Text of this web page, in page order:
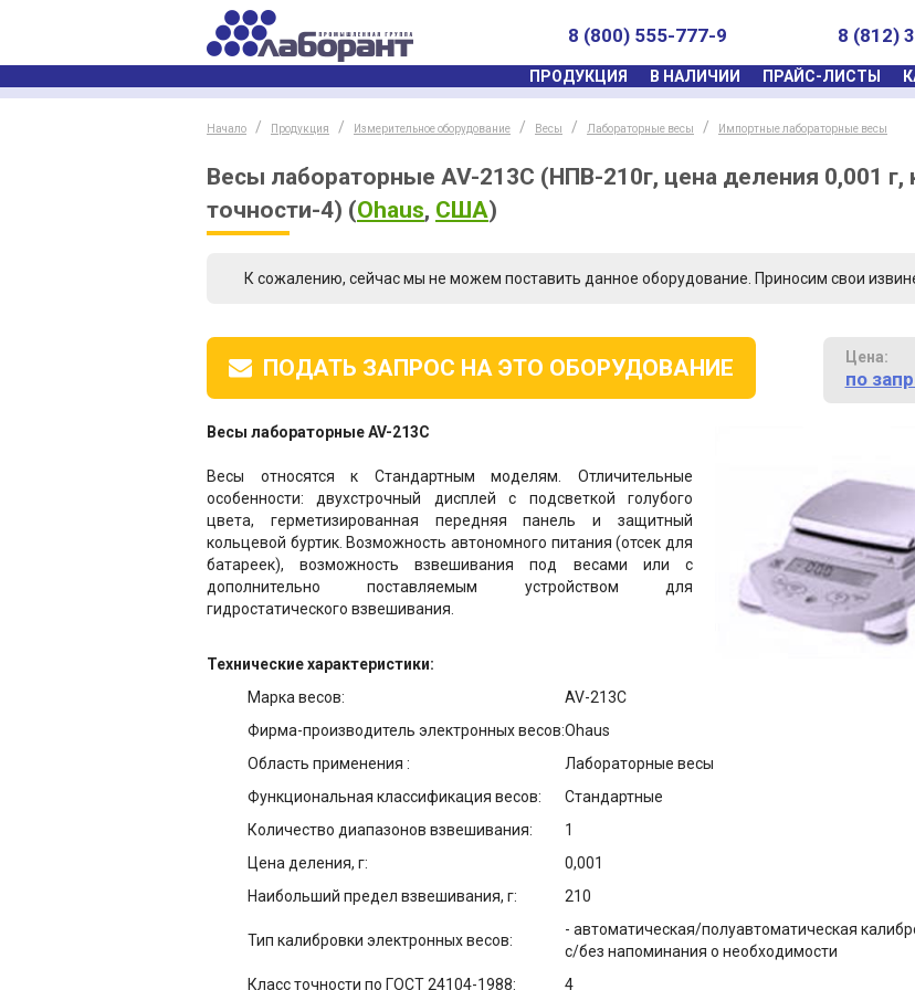
8 (812)
8 (800) 555-777-9
ПРОДУКЦИЯ В НАЛИЧИИ ПРАЙС-ЛИСТЫ
Начало Продукция Измерительное оборудование Весы Лабораторные весы Импортные лабораторные весы
Весы лабораторные AV-213С (НПВ-210г, цена деления 0,001 г,
точности-4) (Ohaus, США)
К сожалению, сейчас мы не можем поставить данное оборудование. Приносим свои
ПОДАТЬ ЗАПРОС НА ЭТО ОБОРУДОВАНИЕ Цена:
по
Весы лабораторные AV-213С
Весы относятся к Стандартным моделям. Отличительные
особенности: двухстрочный дисплей с подсветкой голубого
цвета, герметизированная передняя панель и защитный
кольцевой буртик. Возможность автономного питания (отсек для
батареек), возможность взвешивания под весами или с
дополнительно поставляемым устройством для
гидростатического взвешивания.
Технические характеристики:
Марка весов:
AV-213C
Фирма-производитель электронных весов:Ohaus
Область применения :
Лабораторные весы
Функциональная классификация весов:
Стандартные
Количество диапазонов взвешивания:
1
Цена деления, г:
0,001
Наибольший предел взвешивания, г:
210
Тип калибровки электронных весов:
- автоматическая/полуавтоматическая
с/без напоминания о необходимости
Класс точности по ГОСТ 24104-1988:
4